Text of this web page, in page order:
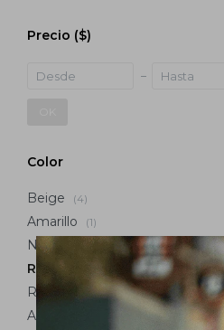
Precio ($)
Color
Beige (4)
Amarillo (1)
Naranja
Rojo
Rosa
Azul